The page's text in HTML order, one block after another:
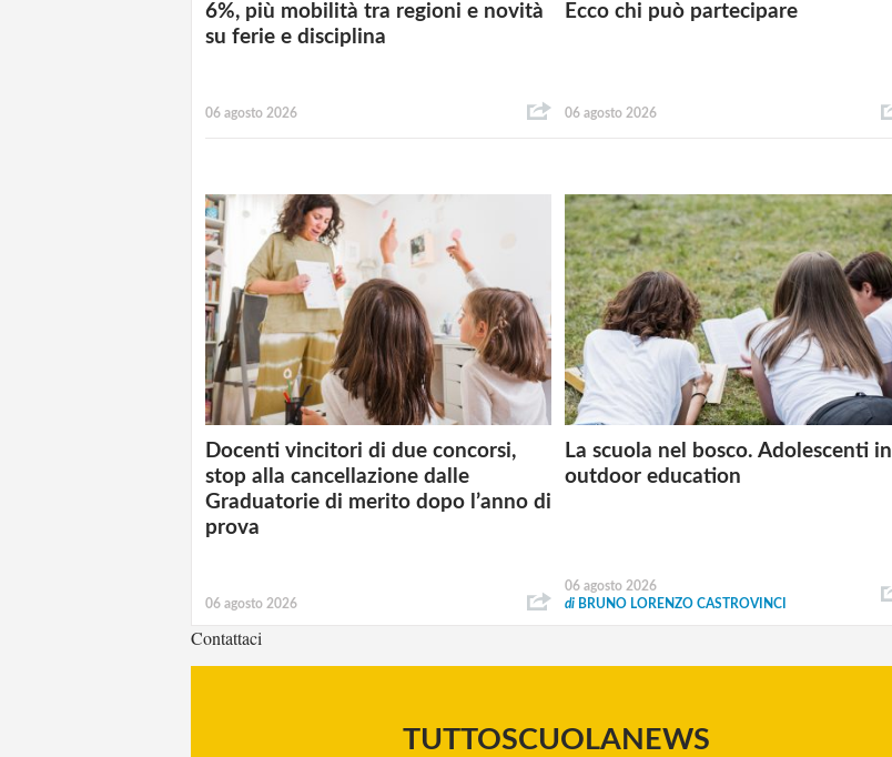
6%, più mobilità tra regioni e novità
su ferie e disciplina
06 agosto 2026
Ecco chi può partecipare
06 agosto 2026
Docenti vincitori di due concorsi,
stop alla cancellazione dalle
Graduatorie di merito dopo l’anno di
prova
06 agosto 2026
La scuola nel bosco. Adolescenti in
outdoor education
06 agosto 2026
di BRUNO LORENZO CASTROVINCI
Contattaci
TUTTOSCUOLANEWS